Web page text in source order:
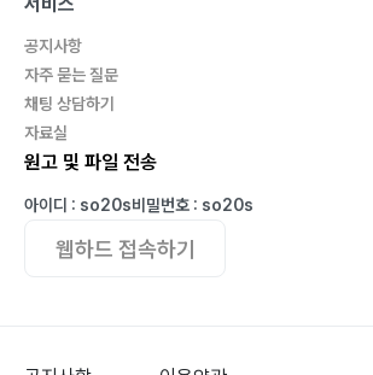
공지사항
자주 묻는 질문
채팅 상담하기
자료실
원고 및 파일 전송
아이디 : so20s비밀번호 : so20s
웹하드 접속하기